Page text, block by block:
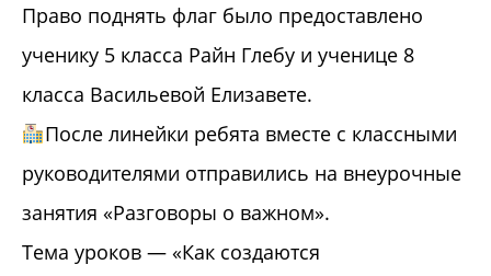
Право поднять флаг было предоставлено
ученику 5 класса Райн Глебу и ученице 8
класса Васильевой Елизавете.
После линейки ребята вместе с классными
руководителями отправились на внеурочные
занятия «Разговоры о важном».
Тема уроков — «Как создаются